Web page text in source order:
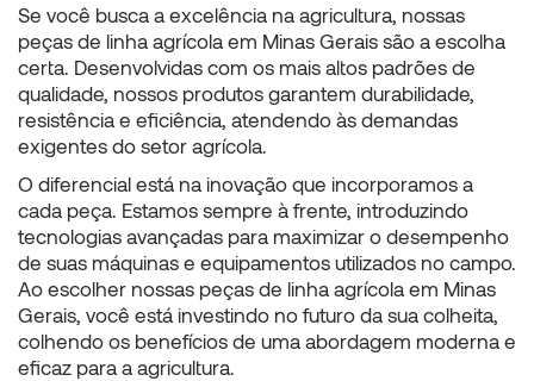
Se você busca a excelência na agricultura, nossas
peças de linha agrícola em Minas Gerais são a escolha
certa. Desenvolvidas com os mais altos padrões de
qualidade, nossos produtos garantem durabilidade,
resistência e eficiência, atendendo às demandas
exigentes do setor agrícola.
O diferencial está na inovação que incorporamos a
cada peça. Estamos sempre à frente, introduzindo
tecnologias avançadas para maximizar o desempenho
de suas máquinas e equipamentos utilizados no campo.
Ao escolher nossas peças de linha agrícola em Minas
Gerais, você está investindo no futuro da sua colheita,
colhendo os benefícios de uma abordagem moderna e
eficaz para a agricultura.